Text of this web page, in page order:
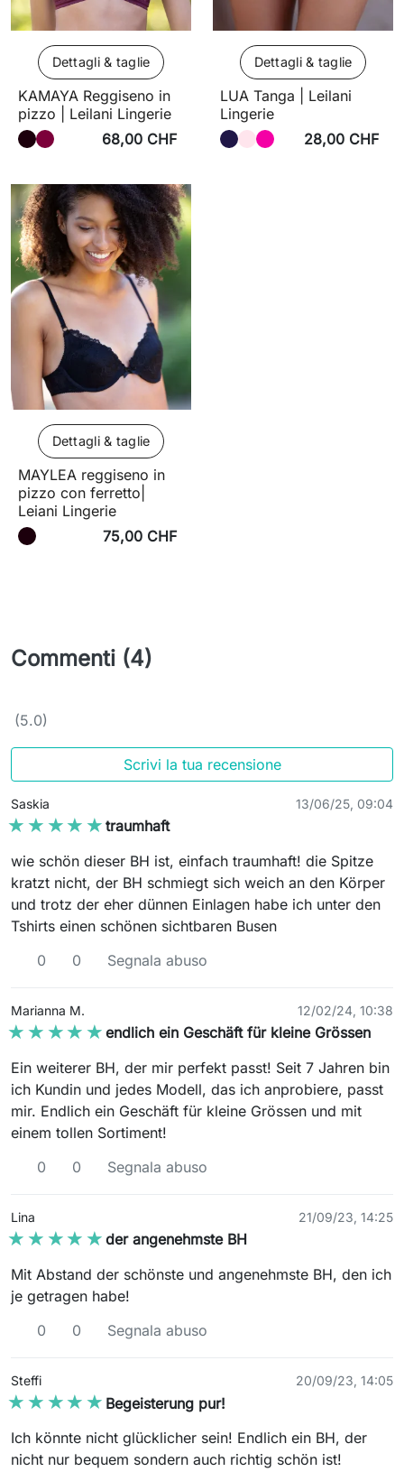
Dettagli & taglie
KAMAYA Reggiseno in
pizzo | Leilani Lingerie
68,00 CHF
Dettagli & taglie
LUA Tanga | Leilani
Lingerie
28,00 CHF
Dettagli & taglie
MAYLEA reggiseno in
pizzo con ferretto|
Leiani Lingerie
75,00 CHF
Commenti (4)
(5.0)
Scrivi la tua recensione
Saskia 13/06/25, 09:04
★★★★★
★★★★★ traumhaft
wie schön dieser BH ist, einfach traumhaft! die Spitze
kratzt nicht, der BH schmiegt sich weich an den Körper
und trotz der eher dünnen Einlagen habe ich unter den
Tshirts einen schönen sichtbaren Busen
0
0 Segnala abuso
Marianna M. 12/02/24, 10:38
★★★★★
★★★★★ endlich ein Geschäft für kleine Grössen
Ein weiterer BH, der mir perfekt passt! Seit 7 Jahren bin
ich Kundin und jedes Modell, das ich anprobiere, passt
mir. Endlich ein Geschäft für kleine Grössen und mit
einem tollen Sortiment!
0
0 Segnala abuso
Lina 21/09/23, 14:25
★★★★★
★★★★★ der angenehmste BH
Mit Abstand der schönste und angenehmste BH, den ich
je getragen habe!
0
0 Segnala abuso
Steffi 20/09/23, 14:05
★★★★★
★★★★★ Begeisterung pur!
Ich könnte nicht glücklicher sein! Endlich ein BH, der
nicht nur bequem sondern auch richtig schön ist!